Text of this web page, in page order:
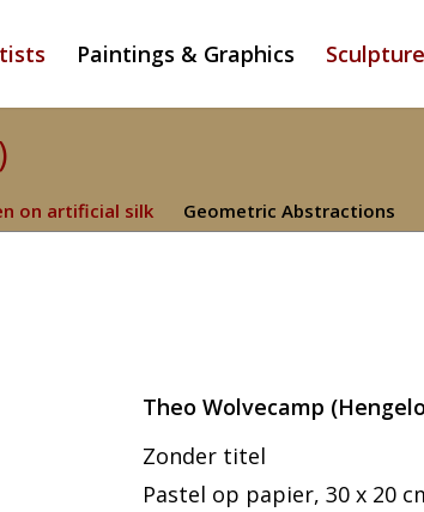
Paintings & Graphics
on artificial silk Geometric Abstractions
Theo Wolvecamp
Zonder titel
Pastel op papier, 30 x 20